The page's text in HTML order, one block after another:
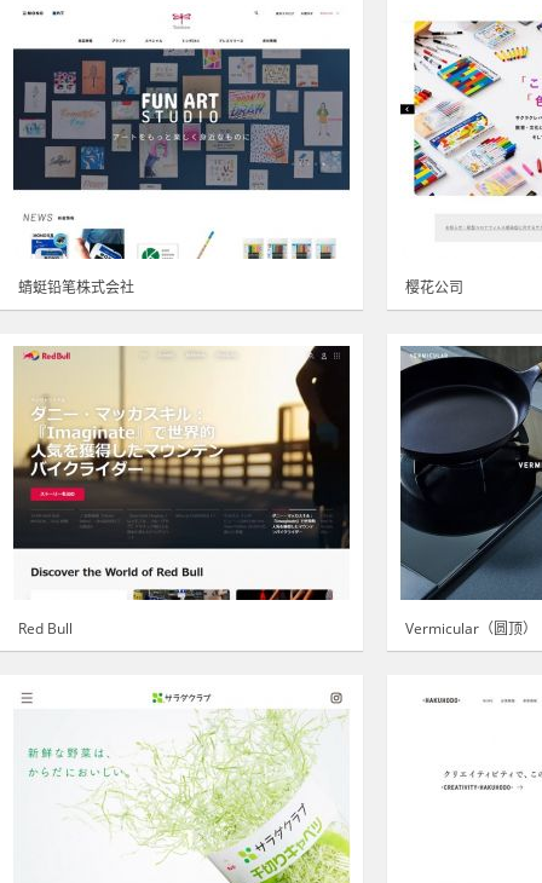
蜻蜓铅笔株式会社 樱花公司
Red Bull Vermicular（圆顶）